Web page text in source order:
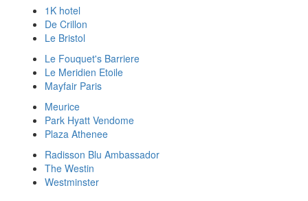
1K hotel
De Crillon
Le Bristol
Le Fouquet's Barriere
Le Meridien Etoile
Mayfair Paris
Meurice
Park Hyatt Vendome
Plaza Athenee
Radisson Blu Ambassador
The Westin
Westminster